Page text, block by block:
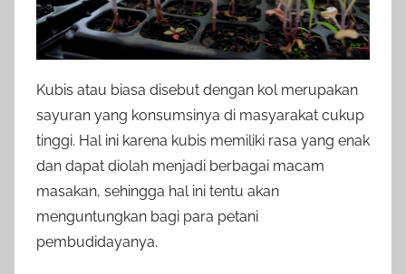
Kubis atau biasa disebut dengan kol merupakan
sayuran yang konsumsinya di masyarakat cukup
tinggi. Hal ini karena kubis memiliki rasa yang enak
dan dapat diolah menjadi berbagai macam
masakan, sehingga hal ini tentu akan
menguntungkan bagi para petani
pembudidayanya.